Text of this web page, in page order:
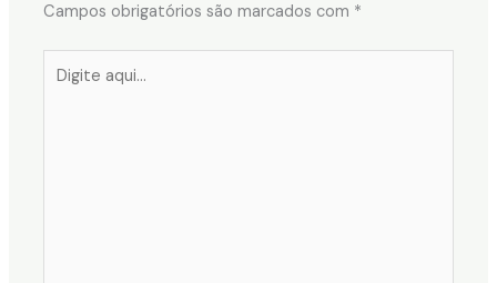
Campos obrigatórios são marcados com *
aqui...